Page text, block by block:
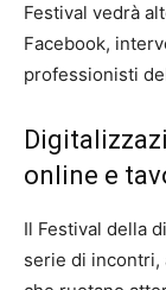
Festival vedrà
Facebook,
professionisti
online e
Il Festival della
serie di incontri,